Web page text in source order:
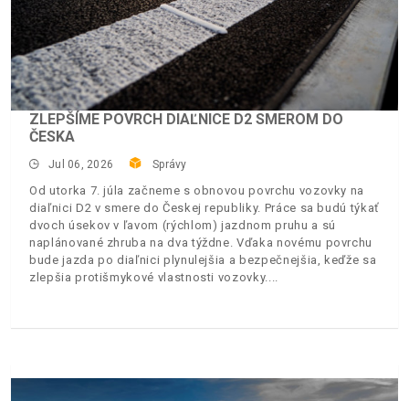
ZLEPŠÍME POVRCH DIAĽNICE D2 SMEROM DO
ČESKA
Jul 06, 2026 Správy
Od utorka 7. júla začneme s obnovou povrchu vozovky na
diaľnici D2 v smere do Českej republiky. Práce sa budú týkať
dvoch úsekov v ľavom (rýchlom) jazdnom pruhu a sú
naplánované zhruba na dva týždne. Vďaka novému povrchu
bude jazda po diaľnici plynulejšia a bezpečnejšia, keďže sa
zlepšia protišmykové vlastnosti vozovky.